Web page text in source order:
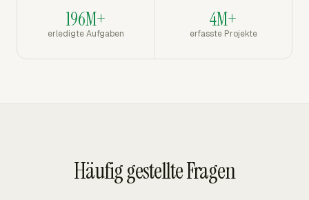
196M+
erledigte Aufgaben
4M+
erfasste Projekte
Häufig gestellte Fragen